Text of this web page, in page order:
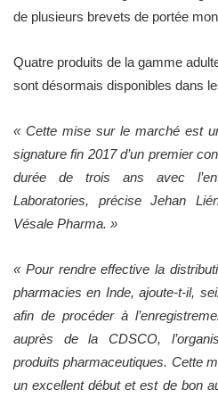
de plusieurs brevets de portée
Quatre produits de la gamme
sont désormais disponibles dans
« Cette mise sur le marché est
signature fin 2017 d’un premier
durée de trois ans avec
Laboratories, précise Jehan
Vésale Pharma. »
« Pour rendre effective la
pharmacies en Inde, ajoute-t-il,
afin de procéder à
auprès de la CDSCO,
produits pharmaceutiques. Cette
un excellent début et est de bon